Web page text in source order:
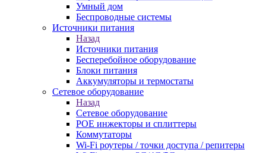
Умный дом
Беспроводные системы
Источники питания
Назад
Источники питания
Бесперебойное оборудование
Блоки питания
Аккумуляторы и термостаты
Сетевое оборудование
Назад
Сетевое оборудование
POE инжекторы и сплиттеры
Коммутаторы
Wi-Fi роутеры / точки доступа / репитеры